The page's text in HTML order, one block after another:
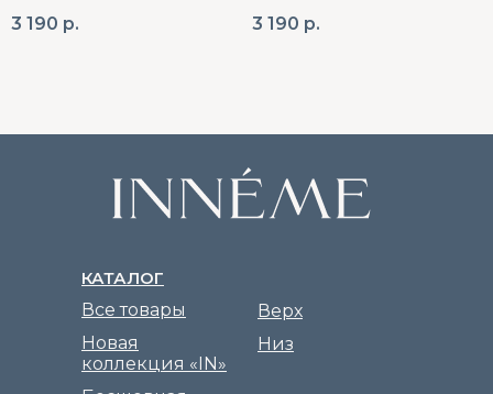
3 190 р. 3 190 р.
КАТАЛОГ
Все товары
Верх
Низ
Новая
коллекция «IN»